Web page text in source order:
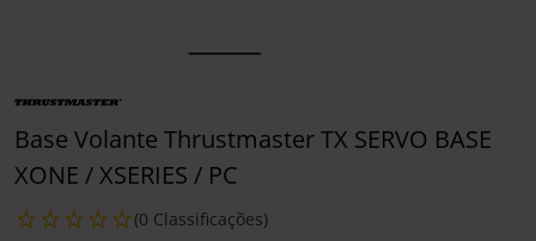
Base Volante Thrustmaster TX SERVO BASE
XONE / XSERIES / PC
(0 Classificações)